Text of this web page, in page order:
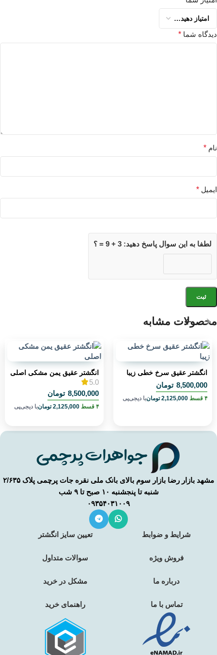
دیدگاه شما *
نام *
ایمیل *
لطفا به این سوال پاسخ دهید: 3 + 9 = ؟
محصولات مشابه
انگشتر عقیق سرخ خطی زیبا
8,500,000 تومان
۴ قسط 2,125,000 تومانبا دیجی‌پی
انگشتر عقیق یمن مشکی اصلی
5.0
8,500,000 تومان
۴ قسط 2,125,000 تومانبا دیجی‌پی
مشهد بازار رضا بازار سوم بالای بانک ملی نقره جات پرچمی پلاک ۲/۶۳۵
شنبه تا پنجشنبه ۱۰ صبح تا ۹ شب
۰۹۳۵۴۰۳۱۰۰۹
شرایط و ضوابط
فروش ویژه
درباره ما
تماس با ما
تعیین سایز انگشتر
سوالات متداول
مشکل در خرید
راهنمای خرید